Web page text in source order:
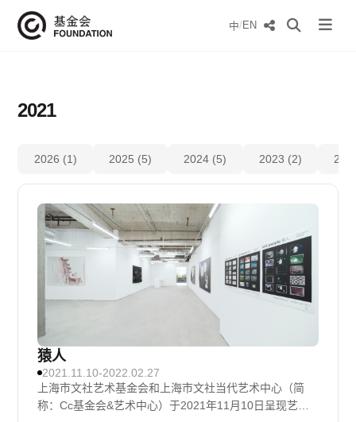
中/EN
2021
2026 (1) 2025 (5) 2024 (5) 2023 (2)
猿人
2021.11.10-2022.02.27
上海市文社艺术基金会和上海市文社当代艺术中心（简
称：Cc基金会&艺术中心）于2021年11月10日呈现艺术